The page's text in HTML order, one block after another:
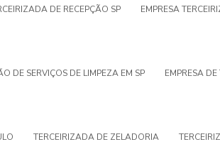
DE RECEPÇÃO SP EMPRESA
DE SERVIÇOS DE LIMPEZA EM SP EMPRESA
TERCEIRIZADA DE ZELADORIA